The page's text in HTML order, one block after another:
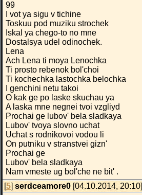
99
I vot ya sigu v tichine
Toskuu pod muziku strochek
Iskal ya chego-to no mne
Dostalsya udel odinochek.
Lena
Ach Lena ti moya Lenochka
Ti prosto rebenok bol'choi
Ti kochechka lastochka belochka
I genchini netu takoi
O kak ge po laske skuchau ya
A laska mne negnei tvoi vzgliyd
Prochai ge lubov' bela sladkaya
Lubov' tvoya slovno uchat
Uchat s rodnikovoi vodou li
On putniku v stranstvei gizn'
Prochai ge
Lubov' bela sladkaya
Nam vmeste ug bol'che ne bit' .
[5] serdceamore0 [04.10.2014, 20:10]